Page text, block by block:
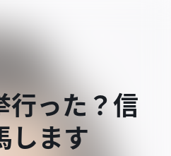
行った？信
します